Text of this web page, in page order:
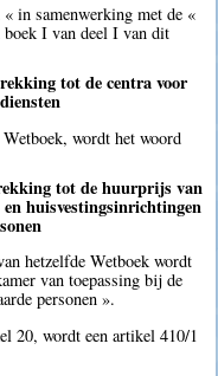
in samenwerking met de «
I van deel I van dit
tot de centra voor
wordt het woord
tot de huurprijs van
huisvestingsinrichtingen
hetzelfde Wetboek wordt
van toepassing bij de
personen ».
20, wordt een artikel 410/1